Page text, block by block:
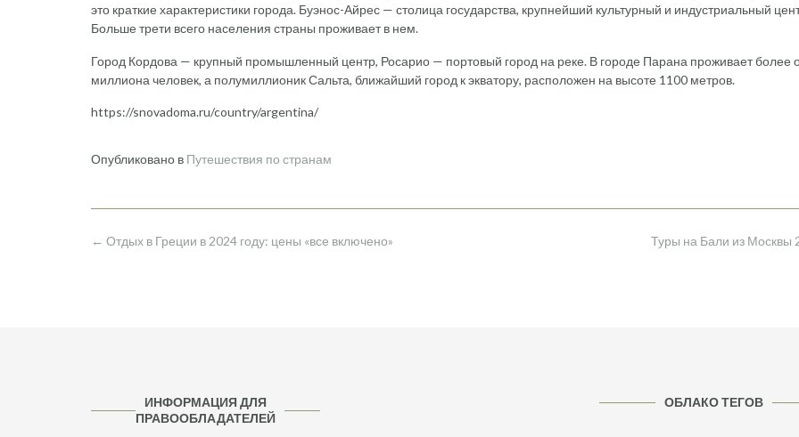
это краткие характеристики города. Буэнос-Айрес — столица государства, крупнейший культурный и индустриальный
Больше трети всего населения страны проживает в нем.
Город Кордова — крупный промышленный центр, Росарио — портовый город на реке. В городе Парана проживает более
миллиона человек, а полумиллионик Сальта, ближайший город к экватору, расположен на высоте 1100 метров.
https://snovadoma.ru/country/argentina/
Опубликовано в Путешествия по странам
Навигация
Туры на Бали из Москвы
← Отдых в Греции в 2024 году: цены «все включено»
ИНФОРМАЦИЯ ДЛЯ
ПРАВООБЛАДАТЕЛЕЙ
ОБЛАКО ТЕГОВ